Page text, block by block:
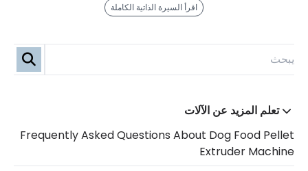
اقرأ السيرة الذاتية الكاملة
تعلم المزيد عن الآلات
Frequently Asked Questions About Dog Food Pellet
Extruder Machine